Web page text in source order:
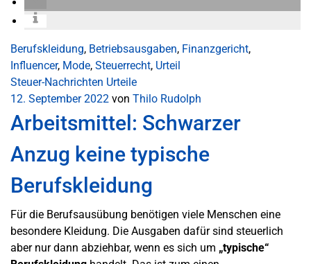
Berufskleidung, Betriebsausgaben, Finanzgericht,
Influencer, Mode, Steuerrecht, Urteil
Steuer-Nachrichten Urteile
12. September 2022 von Thilo Rudolph
Arbeitsmittel: Schwarzer
Anzug keine typische
Berufskleidung
Für die Berufsausübung benötigen viele Menschen eine
besondere Kleidung. Die Ausgaben dafür sind steuerlich
aber nur dann abziehbar, wenn es sich um „typische“